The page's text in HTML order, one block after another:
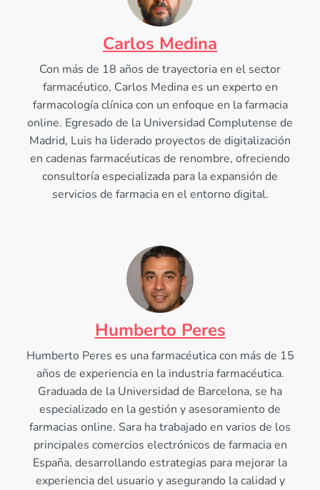
Carlos Medina
Con más de 18 años de trayectoria en el sector
farmacéutico, Carlos Medina es un experto en
farmacología clínica con un enfoque en la farmacia
online. Egresado de la Universidad Complutense de
Madrid, Luis ha liderado proyectos de digitalización
en cadenas farmacéuticas de renombre, ofreciendo
consultoría especializada para la expansión de
servicios de farmacia en el entorno digital.
Humberto Peres
Humberto Peres es una farmacéutica con más de 15
años de experiencia en la industria farmacéutica.
Graduada de la Universidad de Barcelona, se ha
especializado en la gestión y asesoramiento de
farmacias online. Sara ha trabajado en varios de los
principales comercios electrónicos de farmacia en
España, desarrollando estrategias para mejorar la
experiencia del usuario y asegurando la calidad y